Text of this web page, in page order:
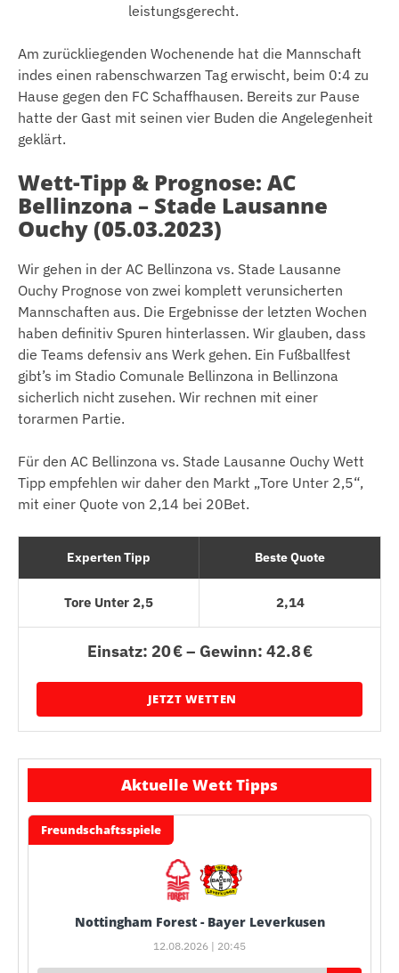
leistungsgerecht.
Am zurückliegenden Wochenende hat die Mannschaft
indes einen rabenschwarzen Tag erwischt, beim 0:4 zu
Hause gegen den FC Schaffhausen. Bereits zur Pause
hatte der Gast mit seinen vier Buden die Angelegenheit
geklärt.
Wett-Tipp & Prognose: AC
Bellinzona – Stade Lausanne
Ouchy (05.03.2023)
Wir gehen in der AC Bellinzona vs. Stade Lausanne
Ouchy Prognose von zwei komplett verunsicherten
Mannschaften aus. Die Ergebnisse der letzten Wochen
haben definitiv Spuren hinterlassen. Wir glauben, dass
die Teams defensiv ans Werk gehen. Ein Fußballfest
gibt’s im Stadio Comunale Bellinzona in Bellinzona
sicherlich nicht zusehen. Wir rechnen mit einer
torarmen Partie.
Für den AC Bellinzona vs. Stade Lausanne Ouchy Wett
Tipp empfehlen wir daher den Markt „Tore Unter 2,5“,
mit einer Quote von 2,14 bei 20Bet.
Experten Tipp Beste Quote
Tore Unter 2,5 2,14
Einsatz: 20 € – Gewinn: 42.8 €
JETZT WETTEN
Aktuelle Wett Tipps
Freundschaftsspiele
Nottingham Forest - Bayer Leverkusen
12.08.2026 | 20:45